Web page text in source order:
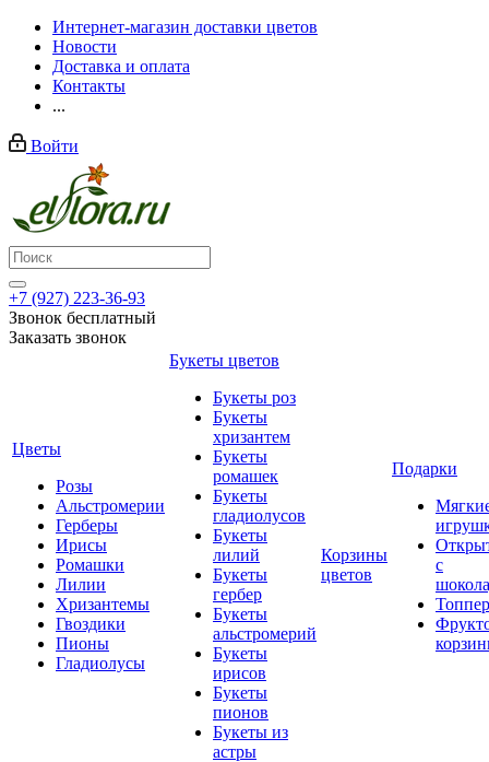
Интернет-магазин доставки цветов
Новости
Доставка и оплата
Контакты
...
Войти
+7 (927) 223-36-93
Звонок бесплатный
Заказать звонок
Цветы
Розы
Альстромерии
Герберы
Ирисы
Ромашки
Лилии
Хризантемы
Гвоздики
Пионы
Гладиолусы
Букеты цветов
Букеты роз
Букеты
хризантем
Букеты
ромашек
Букеты
гладиолусов
Букеты
лилий
Букеты
гербер
Букеты
альстромерий
Букеты
ирисов
Букеты
пионов
Букеты из
астры
Корзины
цветов
Подарки
с